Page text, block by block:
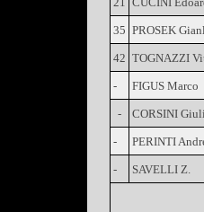
35 PROSEK
42 TOGNAZZI
- FIGUS
- CORSINI
- PERINTI
- SAVELLI